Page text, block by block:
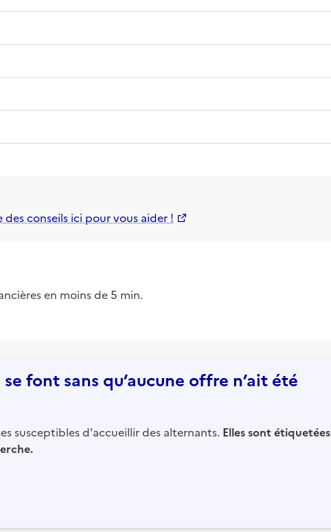
conseils ici pour vous aider !
en moins de 5 min.
font sans qu’aucune offre n’ait été
susceptibles d'accueillir des alternants. Elles sont étiquetées